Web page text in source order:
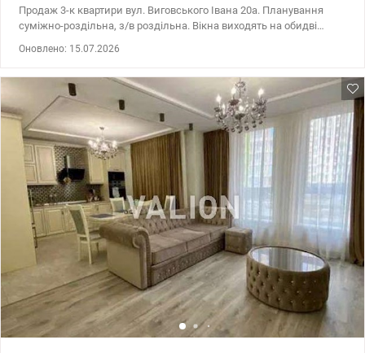
Продаж 3-к квартири вул. Виговського Івана 20а. Планування
суміжно-роздільна, з/в роздільна. Вікна виходять на обидві
Оновлено: 15.07.2026